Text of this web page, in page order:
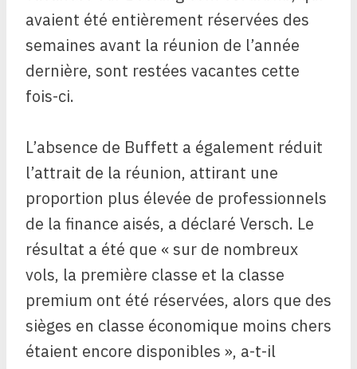
avaient été entièrement réservées des
semaines avant la réunion de l’année
dernière, sont restées vacantes cette
fois-ci.
L’absence de Buffett a également réduit
l’attrait de la réunion, attirant une
proportion plus élevée de professionnels
de la finance aisés, a déclaré Versch. Le
résultat a été que « sur de nombreux
vols, la première classe et la classe
premium ont été réservées, alors que des
sièges en classe économique moins chers
étaient encore disponibles », a-t-il